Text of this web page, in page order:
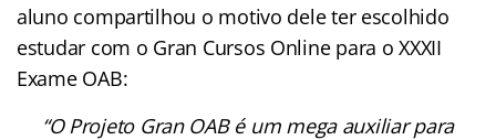
aluno compartilhou o motivo dele ter escolhido
estudar com o Gran Cursos Online para o XXXII
Exame OAB:
“O Projeto Gran OAB é um mega auxiliar para